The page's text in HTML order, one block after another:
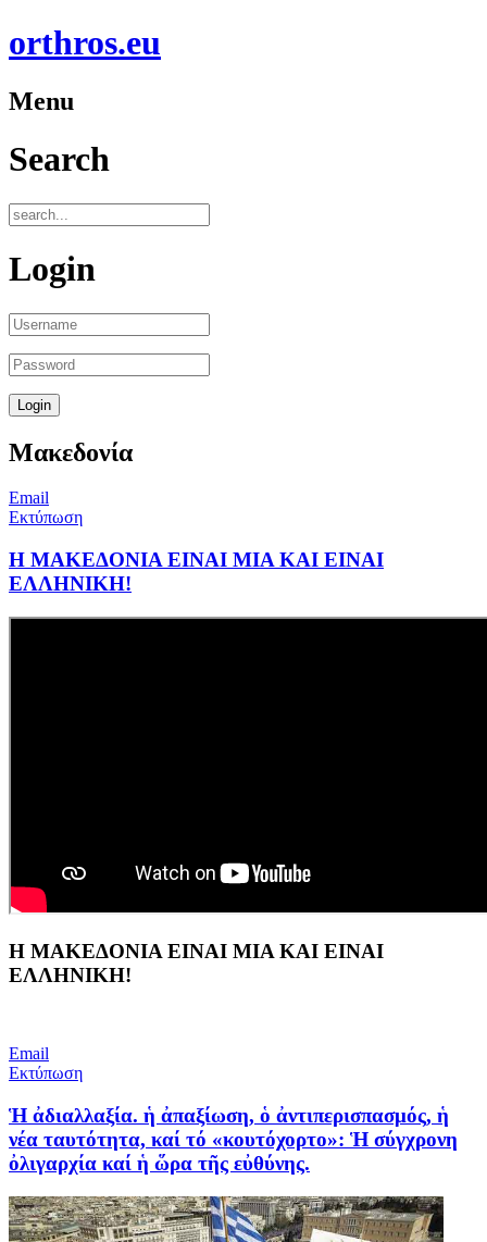
orthros.eu
Menu
Search
Login
Μακεδονία
Email
Εκτύπωση
Η ΜΑΚΕΔΟΝΙΑ ΕΙΝΑΙ ΜΙΑ ΚΑΙ ΕΙΝΑΙ
ΕΛΛΗΝΙΚΗ!
Η ΜΑΚΕΔΟΝΙΑ ΕΙΝΑΙ ΜΙΑ ΚΑΙ ΕΙΝΑΙ
ΕΛΛΗΝΙΚΗ!
Email
Εκτύπωση
Ἡ ἀδιαλλαξία. ἡ ἀπαξίωση, ὁ ἀντιπερισπασμός, ἡ
νέα ταυτότητα, καί τό «κουτόχορτο»: Ἡ σύγχρονη
ὀλιγαρχία καί ἡ ὥρα τῆς εὐθύνης.